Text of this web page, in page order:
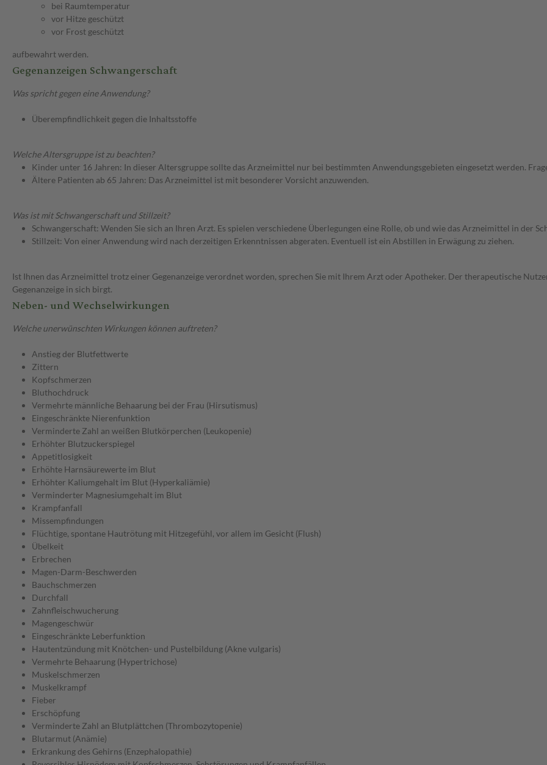
bei Raumtemperatur
vor Hitze geschützt
vor Frost geschützt
aufbewahrt werden.
Gegenanzeigen Schwangerschaft
Was spricht gegen eine Anwendung?
Überempfindlichkeit gegen die Inhaltsstoffe
Welche Altersgruppe ist zu beachten?
Kinder unter 16 Jahren: In dieser Altersgruppe sollte das Arzneimittel nur bei bestimmten Anwendungsgebieten eingesetzt werden.
Ältere Patienten ab 65 Jahren: Das Arzneimittel ist mit besonderer Vorsicht anzuwenden.
Was ist mit Schwangerschaft und Stillzeit?
Schwangerschaft: Wenden Sie sich an Ihren Arzt. Es spielen verschiedene Überlegungen eine Rolle, ob und wie das Arzneimittel in der
Stillzeit: Von einer Anwendung wird nach derzeitigen Erkenntnissen abgeraten. Eventuell ist ein Abstillen in Erwägung zu ziehen.
Ist Ihnen das Arzneimittel trotz einer Gegenanzeige verordnet worden, sprechen Sie mit Ihrem Arzt oder Apotheker. Der therapeutische
Gegenanzeige in sich birgt.
Neben- und Wechselwirkungen
Welche unerwünschten Wirkungen können auftreten?
Anstieg der Blutfettwerte
Zittern
Kopfschmerzen
Bluthochdruck
Vermehrte männliche Behaarung bei der Frau (Hirsutismus)
Eingeschränkte Nierenfunktion
Verminderte Zahl an weißen Blutkörperchen (Leukopenie)
Erhöhter Blutzuckerspiegel
Appetitlosigkeit
Erhöhte Harnsäurewerte im Blut
Erhöhter Kaliumgehalt im Blut (Hyperkaliämie)
Verminderter Magnesiumgehalt im Blut
Krampfanfall
Missempfindungen
Flüchtige, spontane Hautrötung mit Hitzegefühl, vor allem im Gesicht (Flush)
Übelkeit
Erbrechen
Magen-Darm-Beschwerden
Bauchschmerzen
Durchfall
Zahnfleischwucherung
Magengeschwür
Eingeschränkte Leberfunktion
Hautentzündung mit Knötchen- und Pustelbildung (Akne vulgaris)
Vermehrte Behaarung (Hypertrichose)
Muskelschmerzen
Muskelkrampf
Fieber
Erschöpfung
Verminderte Zahl an Blutplättchen (Thrombozytopenie)
Blutarmut (Anämie)
Erkrankung des Gehirns (Enzephalopathie)